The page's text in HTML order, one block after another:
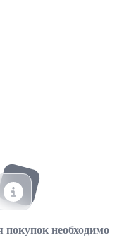
необходимо